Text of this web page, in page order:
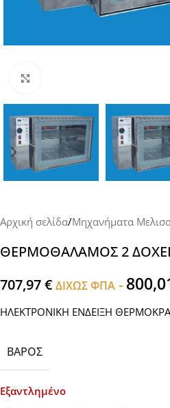
Αρχική σελίδα/Μηχανήματα
ΘΕΡΜΟΘΑΛΑΜΟΣ 2
707,97€ ΔΙΧΩΣ ΦΠΑ -
ΗΛΕΚΤΡΟΝΙΚΗ ΕΝΔΕΙΞΗ
ΒΆΡΟΣ
Εξαντλημένο